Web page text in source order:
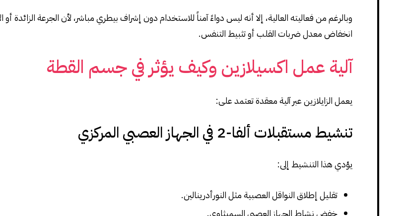
وبالرغم من فعاليته العالية، إلا أنه ليس دواءً آمناً للاستخدام دون إشراف بيطري مباشر، لأن الجرعة
انخفاض معدل ضربات القلب أو تثبيط التنفس.
آلية عمل اكسيلازين وكيف يؤثر في جسم القطة
يعمل الزايلازين عبر آلية معقدة تعتمد على:
تنشيط مستقبلات ألفا-2 في الجهاز العصبي المركزي
يؤدي هذا التنشيط إلى:
تقليل إطلاق النواقل العصبية مثل النورأدرينالين.